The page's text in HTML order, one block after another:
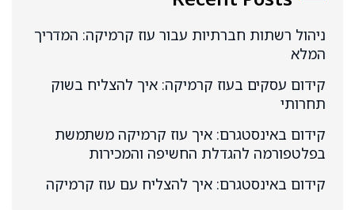
ניהול רשתות חברתיות עבור עוז קרמיקה: המדריך
המלא
קידום עסקים בעוז קרמיקה: איך להצליח בשוק
תחרותי
קידום באינסטגרם: איך עוז קרמיקה משתמשת
בפלטפורמה להגדלת החשיפה והמכירות
קידום באינסטגרם: איך להצליח עם עוז קרמיקה